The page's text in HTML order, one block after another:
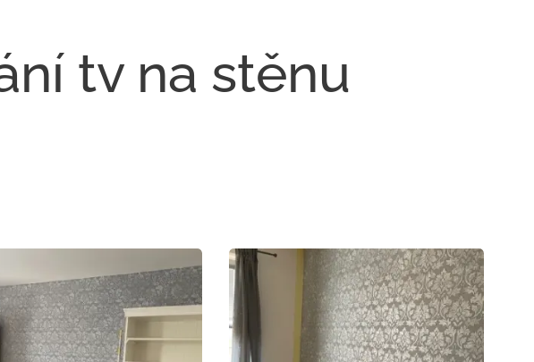
tv na stěnu